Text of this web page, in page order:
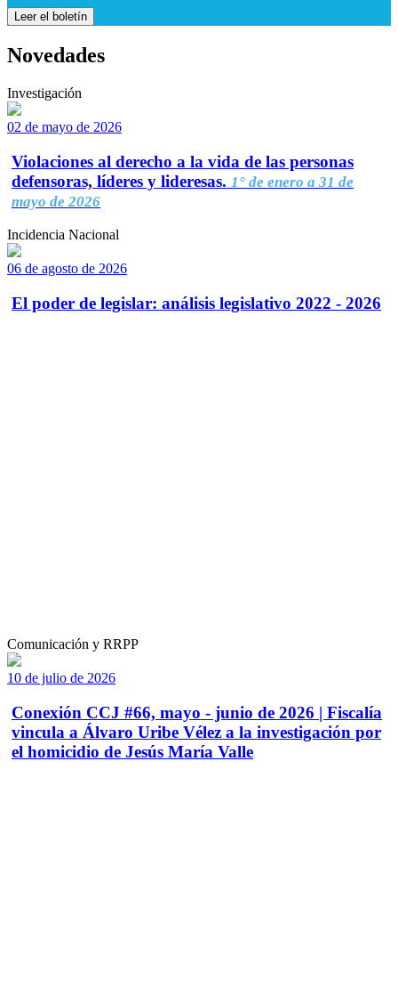
Leer el boletín
Novedades
Investigación
02 de mayo de 2026
Violaciones al derecho a la vida de las personas
defensoras, líderes y lideresas. 1° de enero a 31 de
mayo de 2026
Incidencia Nacional
06 de agosto de 2026
El poder de legislar: análisis legislativo 2022 - 2026
Comunicación y RRPP
10 de julio de 2026
Conexión CCJ #66, mayo - junio de 2026 | Fiscalía
vincula a Álvaro Uribe Vélez a la investigación por
el homicidio de Jesús María Valle